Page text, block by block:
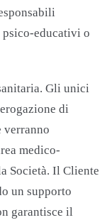
psico-educativi o
Gli unici
di
verranno
medico-
Società. Il Cliente
un supporto
garantisce il